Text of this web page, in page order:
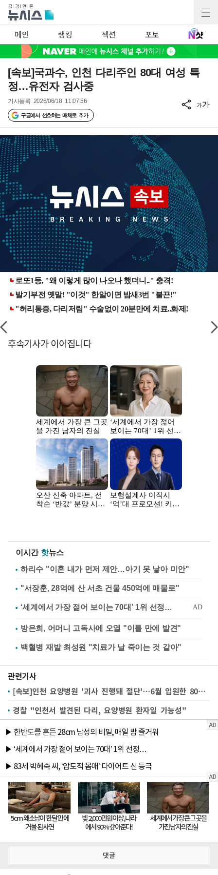
메인 랭킹 섹션 포토
[속보]국과수, 인천 다리주인 80대 여성 특
정…유전자 검사중
기사등록 2026/06/18 11:07:56
구글에서 선호하는 매체로 추가
가가
후속기사가 이어집니다
이시간 핫뉴스
하리수 "이혼 내가 먼저 제안…아기 못 낳아 미안"
"서장훈, 28억에 산 서초 건물 450억에 매물로"
방은희, 어머니 고독사에 오열 "이틀 만에 발견"
백혈병 재발 최성원 "치료가 날 죽이는 것 같아"
관련기사
[속보]인천 요양병원 '괴사 진행돼 절단'…6월 입원한 80대 여성
경찰 "인천서 발견된 다리, 요양병원 환자일 가능성"
댓글